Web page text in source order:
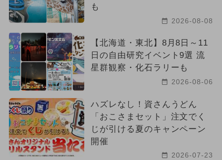
も
2026-08-08
【北海道・東北】8月8日～11
日の自由研究イベント9選 流
星群観察・化石ラリーも
2026-08-06
ハズレなし！資さんうどん
「おこさまセット」注文でく
じが引ける夏のキャンペーン
開催
2026-07-23